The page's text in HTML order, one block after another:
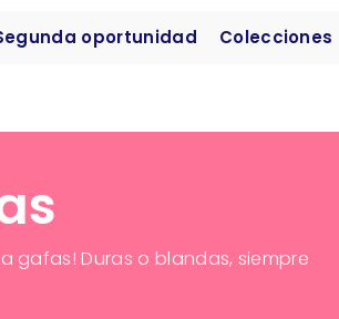
oportunidad Colecciones
gafas! Duras o blandas, siempre